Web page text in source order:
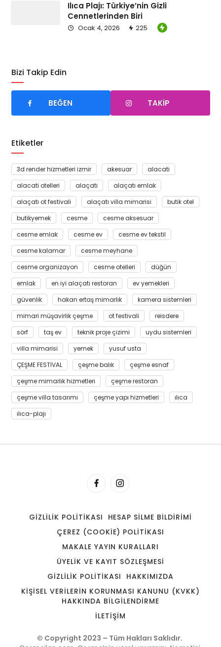
Ilıca Plajı: Türkiye’nin Gizli
Cennetlerinden Biri
Ocak 4, 2026 225
Bizi Takip Edin
BEĞEN TAKIP
Etiketler
3d render hizmetleri izmir akesuar
alacati
alacati otelleri
alaçatı
alaçatı emlak
alaçatı ot festivali
alaçatı villa mimarisi
butik otel
butikyemek
cesme
cesme aksesuar
cesme emlak
cesme ev
cesme ev tekstil
cesme kalamar
cesme meyhane
cesme organizayon
cesme otelleri
düğün
emlak
en iyi alaçatı restoran
ev yemekleri
güvenlik
hakan ertaş mimarlık
kamera sistemleri
mimari müşavirlik çeşme
ot festivali
reisdere
sörf
taş ev teknik proje çizimi
uydu sistemleri
villa mimarisi
yemek
yusuf usta
ÇEŞME FESTİVAL
çeşme balık
çeşme esnaf
çeşme mimarlık hizmetleri
çeşme restoran
çeşme villa tasarımı
çeşme yapı hizmetleri
ılıca
ılıca-plajı
GIZLILIK POLITIKASI
HESAP SILME BILDIRIMI
ÇEREZ (COOKIE) POLITIKASI
MAKALE YAYIN KURALLARI
ÜYELIK VE KAYIT SÖZLEŞMESI
GIZLILIK POLITIKASI
HAKKIMIZDA
KIŞISEL VERILERIN KORUNMASI KANUNU (KVKK)
HAKKINDA BILGILENDIRME
İLETIŞIM
© Copyright 2023 – Tüm Hakları Saklıdır.